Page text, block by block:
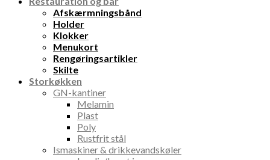
Afskærmningsbånd
Holder
Klokker
Menukort
Rengøringsartikler
Skilte
Storkøkken
GN-kantiner
Melamin
Plast
Poly
Rustfrit stål
Ismaskiner & drikkevandskøler